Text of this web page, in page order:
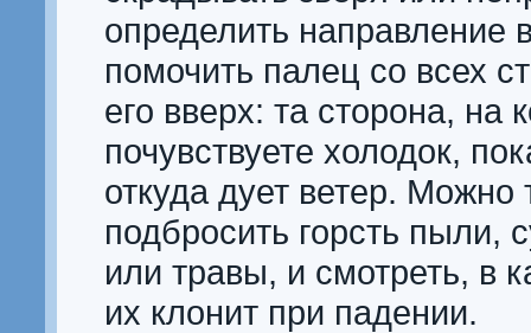
определить направление
помочить палец со всех
его вверх: та сторона, на
почувствуете холодок,
откуда дует ветер. Можно
подбросить горсть пыли,
или травы, и смотреть, в
их клонит при падении.